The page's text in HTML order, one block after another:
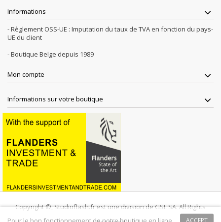
Informations
- Règlement OSS-UE : Imputation du taux de TVA en fonction du pays-
UE du client
- Boutique Belge depuis 1989
Mon compte
Informations sur votre boutique
Copyright ©, Studioflash.fr est une division de GSL SA. All Rights
ACCEPT